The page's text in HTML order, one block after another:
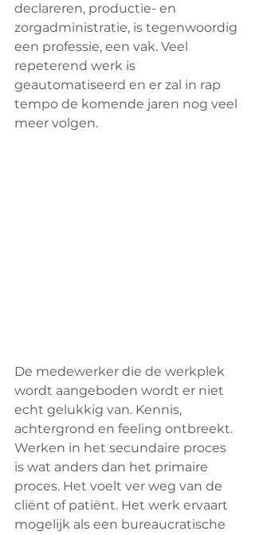
declareren, productie- en
zorgadministratie, is tegenwoordig
een professie, een vak. Veel
repeterend werk is
geautomatiseerd en er zal in rap
tempo de komende jaren nog veel
meer volgen.
De medewerker die de werkplek
wordt aangeboden wordt er niet
echt gelukkig van. Kennis,
achtergrond en feeling ontbreekt.
Werken in het secundaire proces
is wat anders dan het primaire
proces. Het voelt ver weg van de
cliënt of patiënt. Het werk ervaart
mogelijk als een bureaucratische